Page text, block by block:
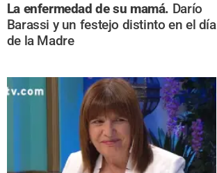
La enfermedad de su mamá. Darío
Barassi y un festejo distinto en el día
de la Madre